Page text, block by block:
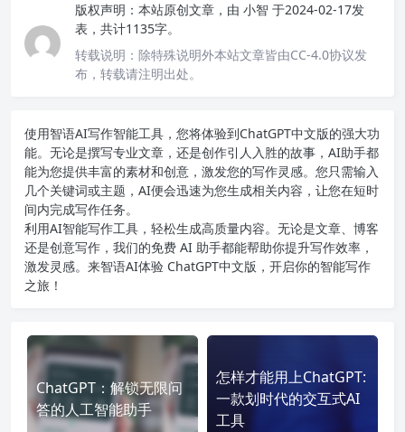
版权声明： 本站原创文章，由 小智 于2024-02-17发
表，共计1135字。
转载说明： 除特殊说明外本站文章皆由CC-4.0协议发
布，转载请注明出处。
使用智语AI写作智能工具，您将体验到ChatGPT中文版的强大功
能。无论是撰写专业文章，还是创作引人入胜的故事，AI助手都
能为您提供丰富的素材和创意，激发您的写作灵感。您只需输入
几个关键词或主题，AI便会迅速为您生成相关内容，让您在短时
间内完成写作任务。
利用AI智能写作工具，轻松生成高质量内容。无论是文章、博客
还是创意写作，我们的免费 AI 助手都能帮助你提升写作效率，
激发灵感。来智语AI体验 ChatGPT中文版 ，开启你的智能写作
之旅！
ChatGPT：解锁无限问
答的人工智能助手
怎样才能用上ChatGPT:
一款划时代的交互式AI
工具